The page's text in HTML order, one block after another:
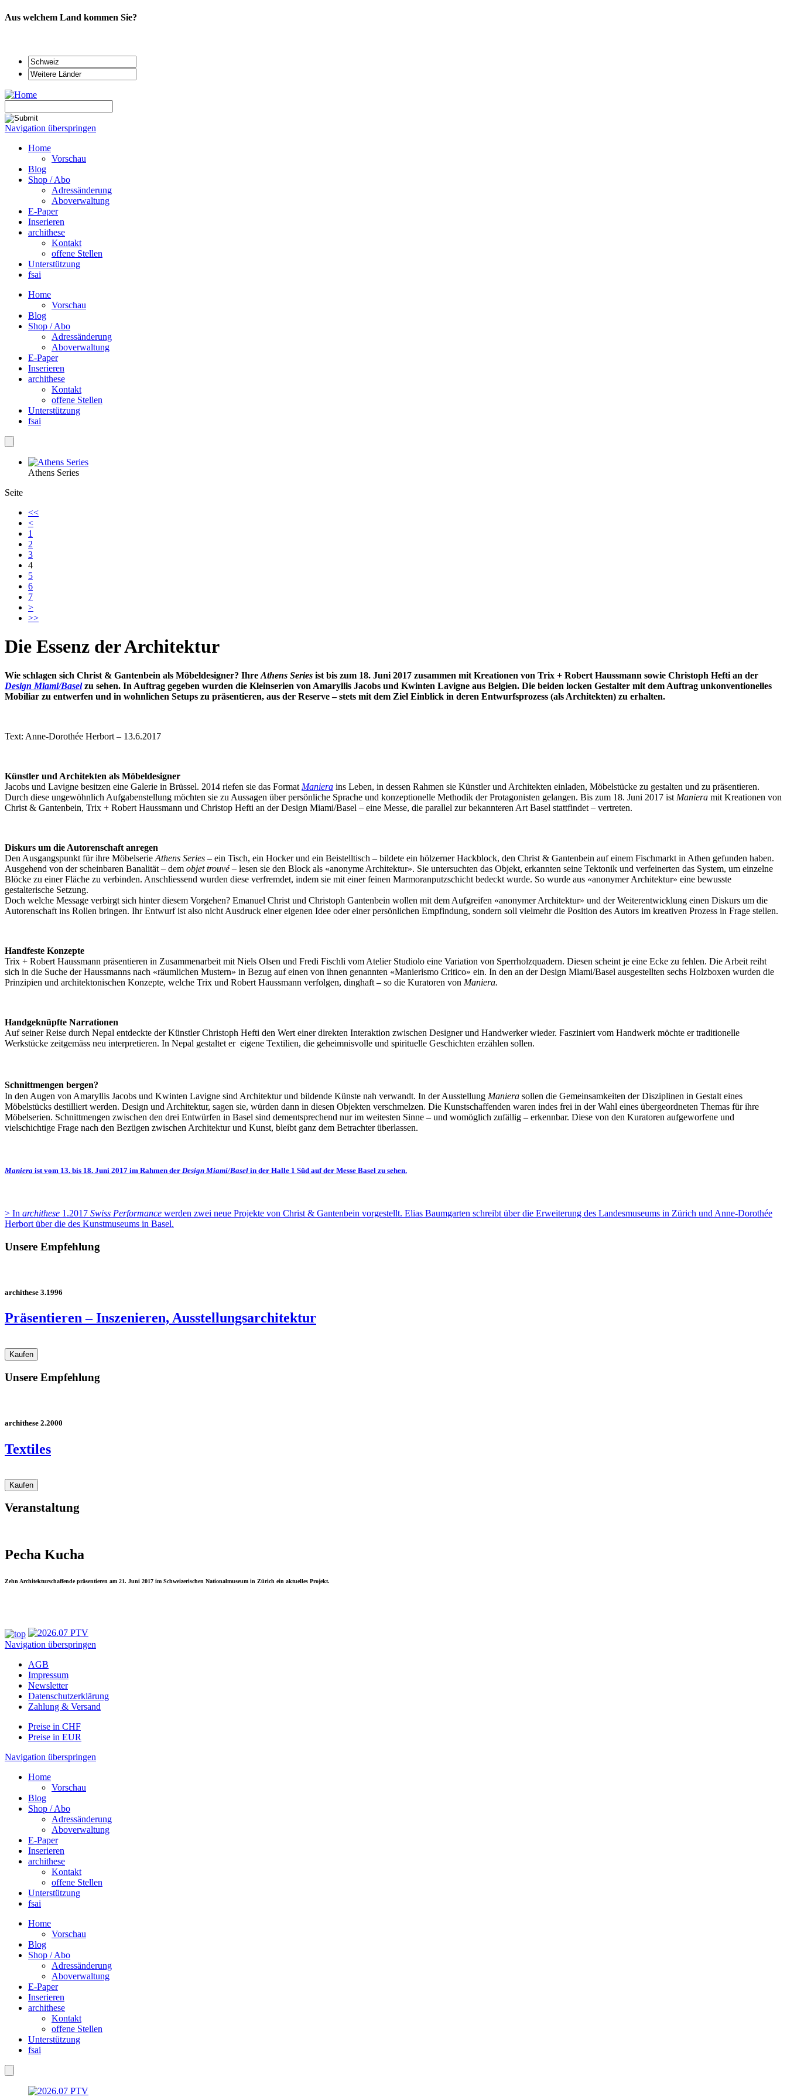
Aus welchem Land kommen Sie?
Navigation überspringen
Home
Vorschau
Blog
Shop / Abo
Adressänderung
Aboverwaltung
E-Paper
Inserieren
archithese
Kontakt
offene Stellen
Unterstützung
fsai
Home
Vorschau
Blog
Shop / Abo
Adressänderung
Aboverwaltung
E-Paper
Inserieren
archithese
Kontakt
offene Stellen
Unterstützung
fsai
Athens Series
Seite
<<
<
1
2
3
4
5
6
7
>
>>
Die Essenz der Architektur
Wie schlagen sich Christ & Gantenbein als Möbeldesigner? Ihre Athens Series ist bis zum 18. Juni 2017 zusammen mit Kreationen von Trix + Robert Haussmann sowie Christoph Hefti an der
Design Miami/Baselzu sehen. In Auftrag gegeben wurden die Kleinserien von Amaryllis Jacobs und Kwinten Lavigne aus Belgien. Die beiden locken Gestalter mit dem Auftrag unkonventionelles
Mobiliar zu entwerfen und in wohnlichen Setups zu präsentieren, aus der Reserve – stets mit dem Ziel Einblick in deren Entwurfsprozess (als Architekten) zu erhalten.
Text: Anne-Dorothée Herbort – 13.6.2017
Künstler und Architekten als Möbeldesigner
Jacobs und Lavigne besitzen eine Galerie in Brüssel. 2014 riefen sie das Format Maniera ins Leben, in dessen Rahmen sie Künstler und Architekten einladen, Möbelstücke zu gestalten und zu präsentieren.
Durch diese ungewöhnlich Aufgabenstellung möchten sie zu Aussagen über persönliche Sprache und konzeptionelle Methodik der Protagonisten gelangen. Bis zum 18. Juni 2017 ist Maniera mit Kreationen von
Christ & Gantenbein, Trix + Robert Haussmann und Christop Hefti an der Design Miami/Basel – eine Messe, die parallel zur bekannteren Art Basel stattfindet – vertreten.
Diskurs um die Autorenschaft anregen
Den Ausgangspunkt für ihre Möbelserie Athens Series – ein Tisch, ein Hocker und ein Beistelltisch – bildete ein hölzerner Hackblock, den Christ & Gantenbein auf einem Fischmarkt in Athen gefunden haben.
Ausgehend von der scheinbaren Banalität – dem objet trouvé– lesen sie den Block als «anonyme Architektur». Sie untersuchten das Objekt, erkannten seine Tektonik und verfeinerten das System, um einzelne
Blöcke zu einer Fläche zu verbinden. Anschliessend wurden diese verfremdet, indem sie mit einer feinen Marmoranputzschicht bedeckt wurde. So wurde aus «anonymer Architektur» eine bewusste
gestalterische Setzung.
Doch welche Message verbirgt sich hinter diesem Vorgehen? Emanuel Christ und Christoph Gantenbein wollen mit dem Aufgreifen «anonymer Architektur» und der Weiterentwicklung einen Diskurs um die
Autorenschaft ins Rollen bringen. Ihr Entwurf ist also nicht Ausdruck einer eigenen Idee oder einer persönlichen Empfindung, sondern soll vielmehr die Position des Autors im kreativen Prozess in Frage stellen.
Handfeste Konzepte
Trix + Robert Haussmann präsentieren in Zusammenarbeit mit Niels Olsen und Fredi Fischli vom Atelier Studiolo eine Variation von Sperrholzquadern. Diesen scheint je eine Ecke zu fehlen. Die Arbeit reiht
sich in die Suche der Haussmanns nach «räumlichen Mustern» in Bezug auf einen von ihnen genannten «Manierismo Critico» ein. In den an der Design Miami/Basel ausgestellten sechs Holzboxen wurden die
Prinzipien und architektonischen Konzepte, welche Trix und Robert Haussmann verfolgen, dinghaft – so die Kuratoren von Maniera.
Handgeknüpfte Narrationen
Auf seiner Reise durch Nepal entdeckte der Künstler Christoph Hefti den Wert einer direkten Interaktion zwischen Designer und Handwerker wieder. Fasziniert vom Handwerk möchte er traditionelle
Werkstücke zeitgemäss neu interpretieren. In Nepal gestaltet er eigene Textilien, die geheimnisvolle und spirituelle Geschichten erzählen sollen.
Schnittmengen bergen?
In den Augen von Amaryllis Jacobs und Kwinten Lavigne sind Architektur und bildende Künste nah verwandt. In der Ausstellung Maniera sollen die Gemeinsamkeiten der Disziplinen in Gestalt eines
Möbelstücks destilliert werden. Design und Architektur, sagen sie, würden dann in diesen Objekten verschmelzen. Die Kunstschaffenden waren indes frei in der Wahl eines übergeordneten Themas für ihre
Möbelserien. Schnittmengen zwischen den drei Entwürfen in Basel sind dementsprechend nur im weitesten Sinne – und womöglich zufällig – erkennbar. Diese von den Kuratoren aufgeworfene und
vielschichtige Frage nach den Bezügen zwischen Architektur und Kunst, bleibt ganz dem Betrachter überlassen.
Maniera ist vom 13. bis 18. Juni 2017 im Rahmen der Design Miami/Basel in der Halle 1 Süd auf der Messe Basel zu sehen.
> In archithese 1.2017 Swiss Performance werden zwei neue Projekte von Christ & Gantenbein vorgestellt. Elias Baumgarten schreibt über die Erweiterung des Landesmuseums in Zürich und Anne-Dorothée
Herbort über die des Kunstmuseums in Basel.
Unsere Empfehlung
archithese 3.1996
Präsentieren – Inszenieren, Ausstellungs­architektur
Unsere Empfehlung
archithese 2.2000
Textiles
Veranstaltung
Pecha Kucha
Zehn Architekturschaffende präsentieren am 21. Juni 2017 im Schweizerischen Nationalmuseum in Zürich ein aktuelles Projekt.
Navigation überspringen
AGB
Impressum
Newsletter
Datenschutzerklärung
Zahlung & Versand
Preise in CHF
Preise in EUR
Navigation überspringen
Home
Vorschau
Blog
Shop / Abo
Adressänderung
Aboverwaltung
E-Paper
Inserieren
archithese
Kontakt
offene Stellen
Unterstützung
fsai
Home
Vorschau
Blog
Shop / Abo
Adressänderung
Aboverwaltung
E-Paper
Inserieren
archithese
Kontakt
offene Stellen
Unterstützung
fsai